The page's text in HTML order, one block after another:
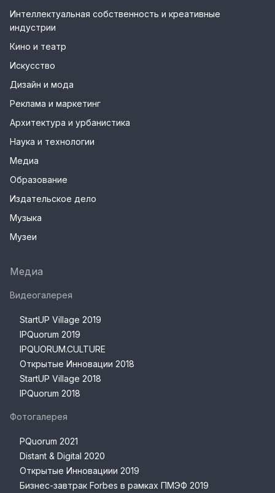
Интеллектуальная собственность и креативные
индустрии
Кино и театр
Искусство
Дизайн и мода
Реклама и маркетинг
Архитектура и урбанистика
Наука и технологии
Медиа
Образование
Издательское дело
Музыка
Музеи
Медиа
Видеогалерея
StartUP Village 2019
IPQuorum 2019
IPQUORUM.CULTURE
Открытые Инновации 2018
StartUP Village 2018
IPQuorum 2018
Фотогалерея
PQuorum 2021
Distant & Digital 2020
Открытые Инновациии 2019
Бизнес-завтрак Forbes в рамках ПМЭФ 2019